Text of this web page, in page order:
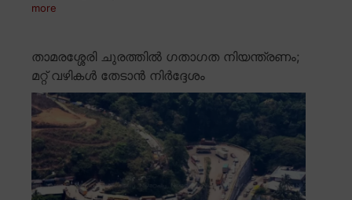
more
താമരശ്ശേരി ചുരത്തിൽ ഗതാഗത നിയന്ത്രണം;
മറ്റ് വഴികൾ തേടാൻ നിർദ്ദേശം